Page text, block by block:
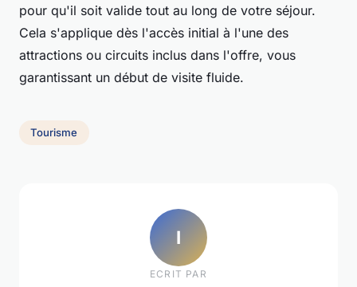
pour qu'il soit valide tout au long de votre séjour.
Cela s'applique dès l'accès initial à l'une des
attractions ou circuits inclus dans l'offre, vous
garantissant un début de visite fluide.
Tourisme
I
ECRIT PAR